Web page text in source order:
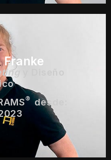
Franke
® desde: